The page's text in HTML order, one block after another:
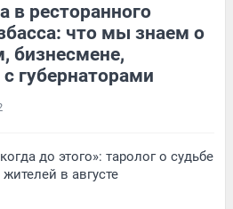
в ресторанного
что мы знаем о
бизнесмене,
губернаторами
до этого»: таролог о судьбе
в августе